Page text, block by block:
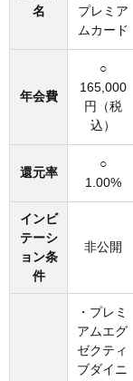
名
プレミア
ムカード
年会費
○
165,000
円（税
込）
還元率
○
1.00%
インビ
テーシ
ョン条
件
非公開
・プレミ
アムエグ
ゼクティ
ブダイニ